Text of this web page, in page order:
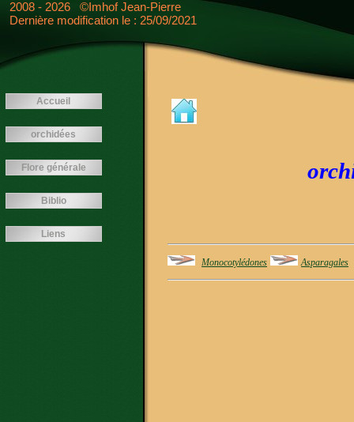
googlef26769fb9b38aa6e.html
<---- -->
Accueil
orchidées
Flore générale
Biblio
Liens
2008 - 2026 ©Imhof Jean-Pierre
Dernière modification le : 25/09/2021
Monocotylédones Asparagales